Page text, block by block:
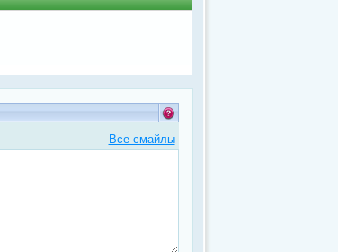
Все смайлы